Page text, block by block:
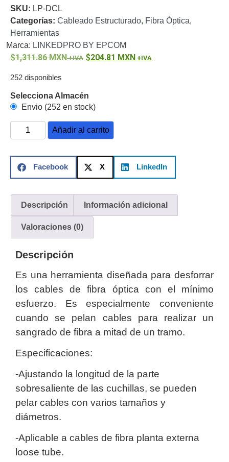
o
RefaccionesProbadores
de
VideoTransceptores
de Video
Conectores
Adaptador
a
Coaxial y
Conectores
Cables
Armados -
5eFibra
ÓpticaPara
Alimentación
y
ElectricidadRG59
CaPTelefónicoVGA
/ DVI /
HDMI
Cámaras
IP y NVRs
Ambientes
(Anticorrosión)Antiexplosión
y
Decodificadores
VideoCubo Domo
/ Eyeball /
Turret Fisheye
Hemisféricas
SKU: LP-DCL
Categorías: Cableado Estructurado, Fibra Óptica,
Herramientas
Marca: LINKEDPRO BY EPCOM
1,311.86MXN 204.81 MXN
252 disponibles
Selecciona Almacén
Envio (252 en stock)
Añadir al carrito
Facebook X LinkedIn
Descripción Información adicional
Valoraciones (0)
Descripción
Es una herramienta diseñada para desforrar
los cables de fibra óptica con el mínimo
esfuerzo. Es especialmente conveniente
cuando se pelan cables para realizar un
sangrado de fibra a mitad de un tramo.
Especificaciones:
-Ajustando la longitud de la parte
sobresaliente de las cuchillas, se pueden
pelar cables con varios tamaños y
diámetros.
-Aplicable a cables de fibra planta externa
loose tube.